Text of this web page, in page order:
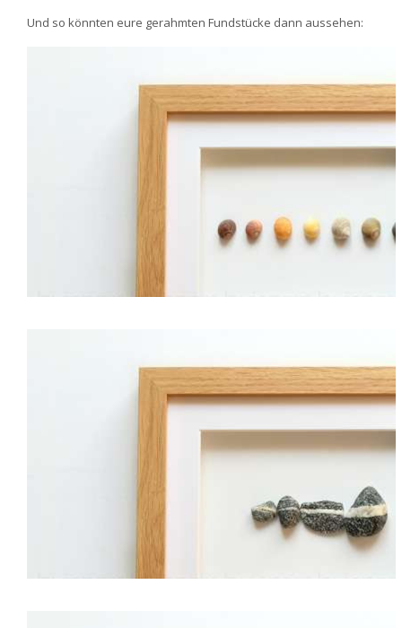
Und so könnten eure gerahmten Fundstücke dann aussehen: